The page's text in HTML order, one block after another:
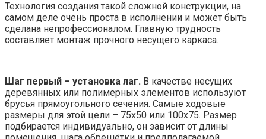
Технология создания такой сложной конструкции, на
самом деле очень проста в исполнении и может быть
сделана непрофессионалом. Главную трудность
составляет монтаж прочного несущего каркаса.
Шаг первый – установка лаг. В качестве несущих
деревянных или полимерных элементов используют
брусья прямоугольного сечения. Самые ходовые
размеры для этой цели – 75х50 или 100х75. Размер
подбирается индивидуально, он зависит от длины